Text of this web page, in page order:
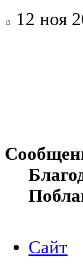
12 ноя
Сайт